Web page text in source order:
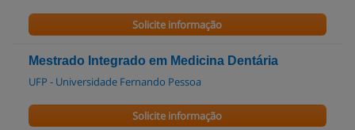
Solicite informação
Mestrado Integrado em Medicina Dentária
UFP - Universidade Fernando Pessoa
Solicite informação